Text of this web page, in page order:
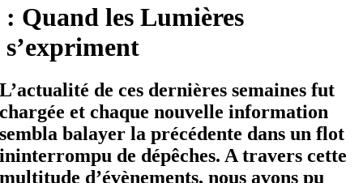
: Quand les Lumières
s’expriment
L’actualité de ces dernières semaines fut
chargée et chaque nouvelle information
sembla balayer la précédente dans un flot
ininterrompu de dépêches. A travers cette
multitude d’évènements, nous avons pu